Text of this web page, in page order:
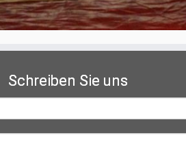
Schreiben Sie uns